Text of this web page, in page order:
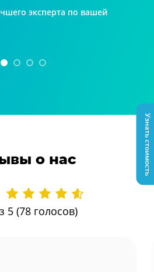
эксперта по вашей
о нас
5 (78 голосов)
Узнать стоимость